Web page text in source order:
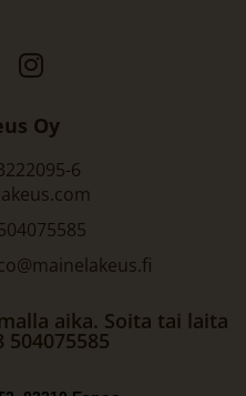
Oy
6
aika. Soita tai laita
504075585